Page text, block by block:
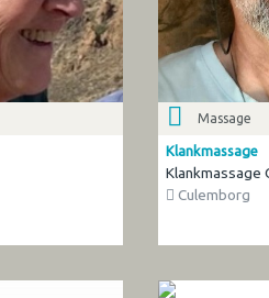
Massage
Klankmassage
Klankmassage
Culemborg